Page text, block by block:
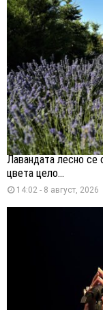
Лавандата лесно се
цвета цело...
14:02 - 8 август, 2026